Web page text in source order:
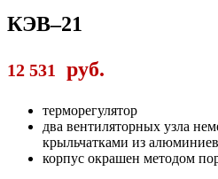
КЭВ–21
12 531 руб.
терморегулятор
два вентиляторных узла
крыльчатками из
корпус окрашен методом